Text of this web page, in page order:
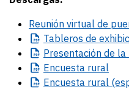
Reunión virtual de
Tableros de
Presentación de la
Encuesta rural
Encuesta rural